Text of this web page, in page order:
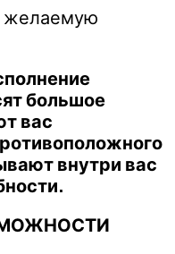
желаемую
большое
вас
внутри вас